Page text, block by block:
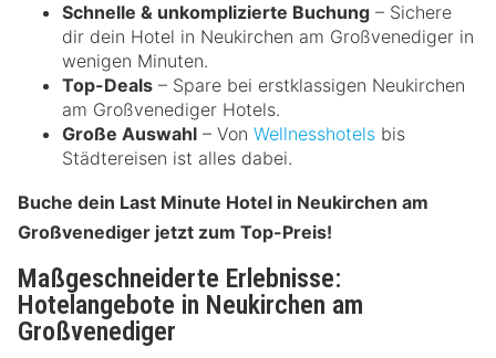
Schnelle & unkomplizierte Buchung – Sichere
dir dein Hotel in Neukirchen am Großvenediger in
wenigen Minuten.
Top-Deals – Spare bei erstklassigen Neukirchen
am Großvenediger Hotels.
Große Auswahl – Von Wellnesshotels bis
Städtereisen ist alles dabei.
Buche dein Last Minute Hotel in Neukirchen am
Großvenediger jetzt zum Top-Preis!
Maßgeschneiderte Erlebnisse:
Hotelangebote in Neukirchen am
Großvenediger